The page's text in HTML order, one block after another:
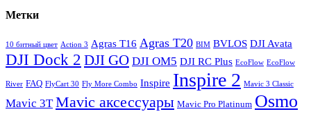
Метки
10 битный цвет Action 3 Agras T16 Agras T20 BIM BVLOS DJI Avata
DJI Dock 2 DJI GO DJI OM5 DJI RC Plus EcoFlow EcoFlow
River FAQ FlyCart 30 Fly More Combo Inspire Inspire 2 Mavic 3 Classic
Mavic 3T Mavic аксессуары Maviс Pro Platinum Osmo